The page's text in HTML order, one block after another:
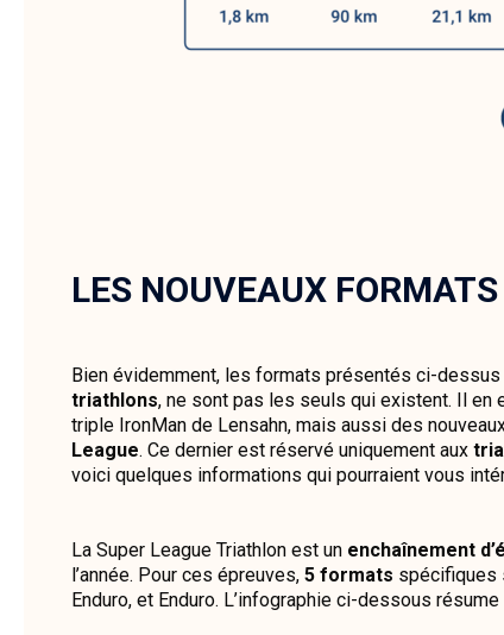
LES NOUVEAUX FORMATS
Bien évidemment, les formats présentés ci-
triathlons, ne sont pas les seuls qui existent. Il en
triple IronMan de Lensahn, mais aussi des
League. Ce dernier est réservé uniquement aux
voici quelques informations qui pourraient vous
La Super League Triathlon est un enchaînement
l’année. Pour ces épreuves, 5 formats spécifiques
Enduro, et Enduro. L’infographie ci-dessous